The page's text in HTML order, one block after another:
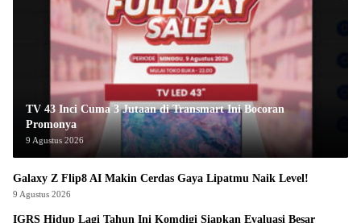
TV 43 Inci Cuma 3 Jutaan di Transmart Ini Bocoran
Promonya
9 Agustus 2026
Galaxy Z Flip8 AI Makin Cerdas Gaya Lipatmu Naik Level!
9 Agustus 2026
IGRS Hidup Lagi Tahun Ini Komdigi Siapkan Evaluasi Besar